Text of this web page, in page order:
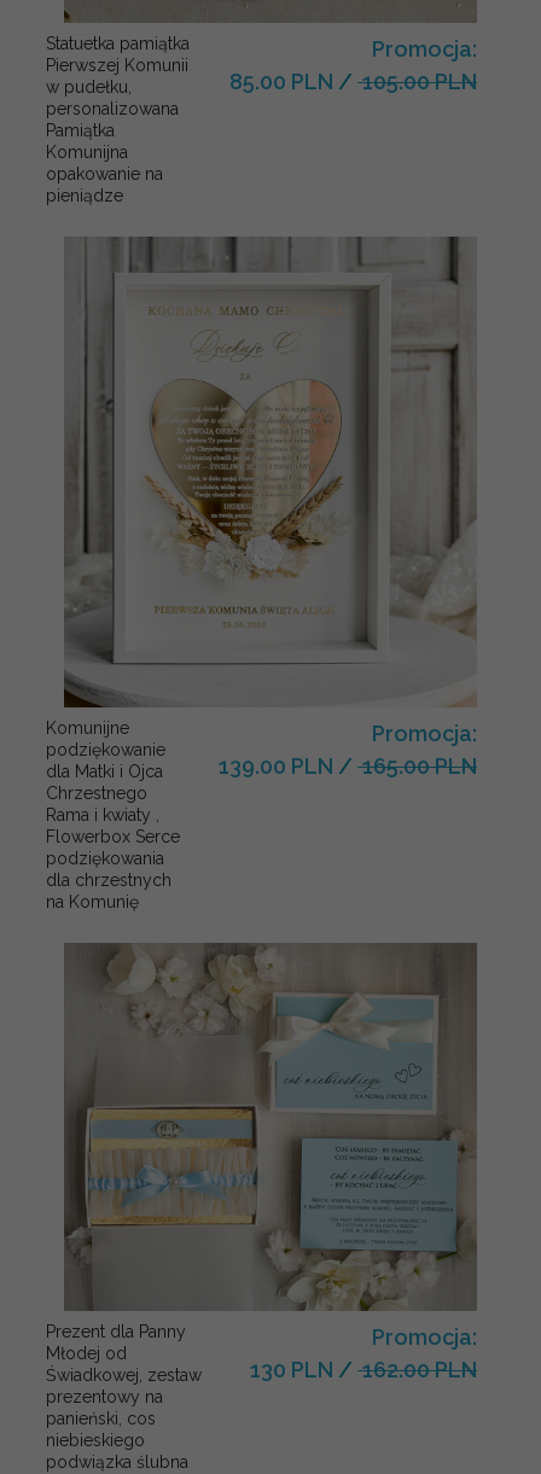
Statuetka pamiątka
Pierwszej Komunii
w pudełku,
personalizowana
Pamiątka
Komunijna
opakowanie na
pieniądze
Promocja:
85.00 PLN / 105.00 PLN
Komunijne
podziękowanie
dla Matki i Ojca
Chrzestnego
Rama i kwiaty ,
Flowerbox Serce
podziękowania
dla chrzestnych
na Komunię
Promocja:
139.00 PLN / 165.00 PLN
Prezent dla Panny
Młodej od
Świadkowej, zestaw
prezentowy na
panieński, cos
niebieskiego
podwiązka ślubna
Promocja:
130 PLN / 162.00 PLN